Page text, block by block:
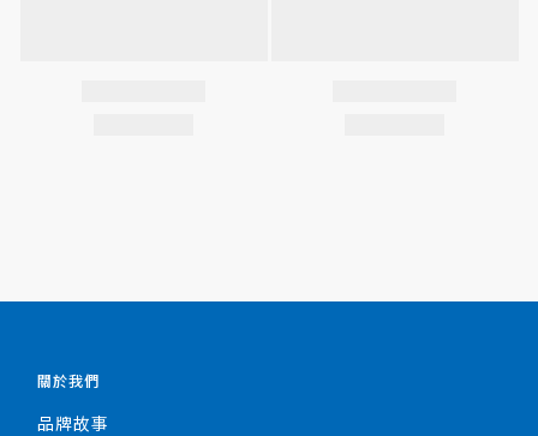
關於我們
品牌故事